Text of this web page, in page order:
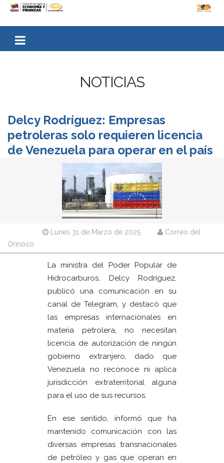
NOTICIAS
Delcy Rodríguez: Empresas
petroleras solo requieren licencia
de Venezuela para operar en el país
Lunes 31 de Marzo de 2025
Correo del
Orinoco
La ministra del Poder Popular de
Hidrocarburos, Delcy Rodríguez,
publicó una comunicación en su
canal de Telegram, y destacó que
las empresas internacionales en
materia petrolera, no necesitan
licencia de autorización de ningún
gobierno extranjero, dado que
Venezuela no reconoce ni aplica
jurisdicción extraterritorial alguna
para el uso de sus recursos.
En ese sentido, informó que ha
mantenido comunicación con las
diversas empresas transnacionales
de petróleo y gas que operan en